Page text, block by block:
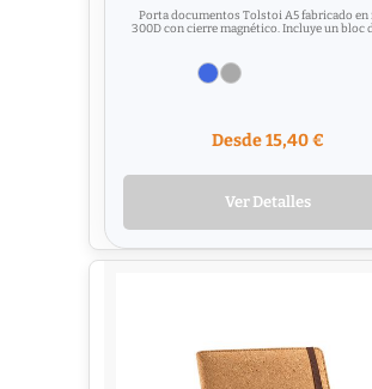
Porta documentos Tolstoi A5 fabricado en
300D con cierre magnético. Incluye un bloc
Desde 15,40 €
Ver Detalles